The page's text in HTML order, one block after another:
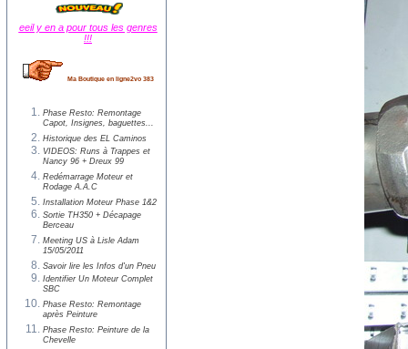
eeil y en a pour tous les genres
!!!
Ma Boutique en ligne2vo 383
Phase Resto: Remontage
Capot, Insignes, baguettes...
Historique des EL Caminos
VIDEOS: Runs à Trappes et
Nancy 96 + Dreux 99
Redémarrage Moteur et
Rodage A.A.C
Installation Moteur Phase 1&2
Sortie TH350 + Décapage
Berceau
Meeting US à Lisle Adam
15/05/2011
Savoir lire les Infos d'un Pneu
Identifier Un Moteur Complet
SBC
Phase Resto: Remontage
après Peinture
Phase Resto: Peinture de la
Chevelle